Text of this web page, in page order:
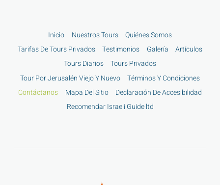
Inicio Nuestros Tours
Quiénes Somos
Tarifas De Tours Privados
Testimonios Galería
Artículos
Tours Diarios
Tours Privados
Tour Por Jerusalén Viejo Y Nuevo
Términos Y Condiciones
Contáctanos
Mapa Del Sitio
Declaración De Accesibilidad
Recomendar Israeli Guide ltd